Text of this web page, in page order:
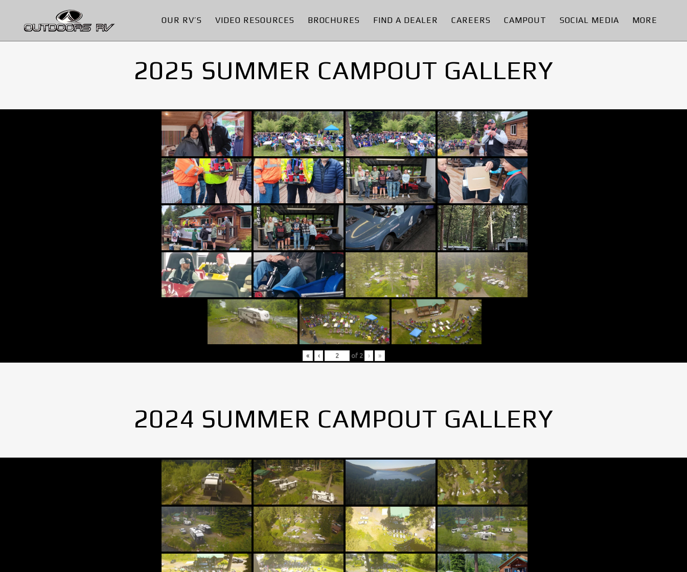
OUR RV’S VIDEO RESOURCES BROCHURES FIND A DEALER CAREERS CAMPOUT SOCIAL MEDIA MORE
2025 SUMMER CAMPOUT GALLERY
« ‹ of 2 › »
2024 SUMMER CAMPOUT GALLERY